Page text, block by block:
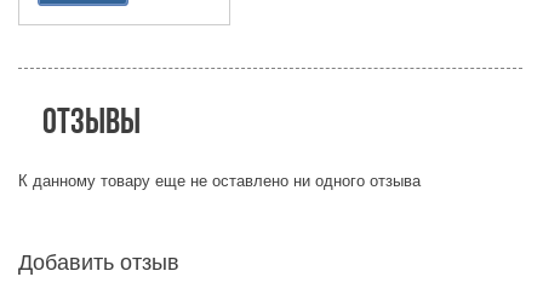
Отзывы
К данному товару еще не оставлено ни одного отзыва
Добавить отзыв